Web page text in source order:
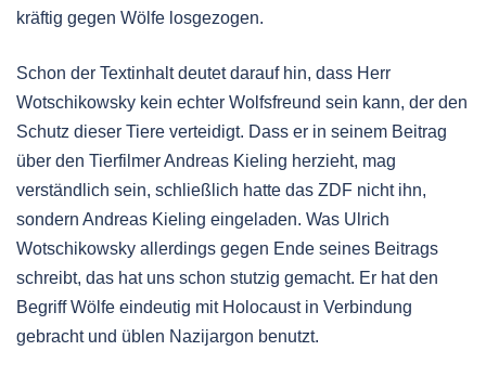
kräftig gegen Wölfe losgezogen.
Schon der Textinhalt deutet darauf hin, dass Herr
Wotschikowsky kein echter Wolfsfreund sein kann, der den
Schutz dieser Tiere verteidigt. Dass er in seinem Beitrag
über den Tierfilmer Andreas Kieling herzieht, mag
verständlich sein, schließlich hatte das ZDF nicht ihn,
sondern Andreas Kieling eingeladen. Was Ulrich
Wotschikowsky allerdings gegen Ende seines Beitrags
schreibt, das hat uns schon stutzig gemacht. Er hat den
Begriff Wölfe eindeutig mit Holocaust in Verbindung
gebracht und üblen Nazijargon benutzt.